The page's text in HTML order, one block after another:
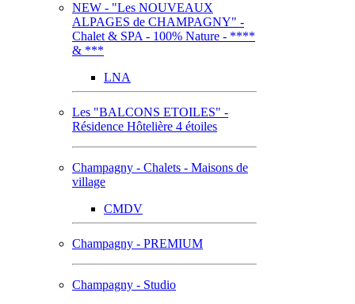
NEW - "Les NOUVEAUX
ALPAGES de CHAMPAGNY" -
Chalet & SPA - 100% Nature - ****
& ***
LNA
Les "BALCONS ETOILES" -
Résidence Hôtelière 4 étoiles
Champagny - Chalets - Maisons de
village
CMDV
Champagny - PREMIUM
Champagny - Studio